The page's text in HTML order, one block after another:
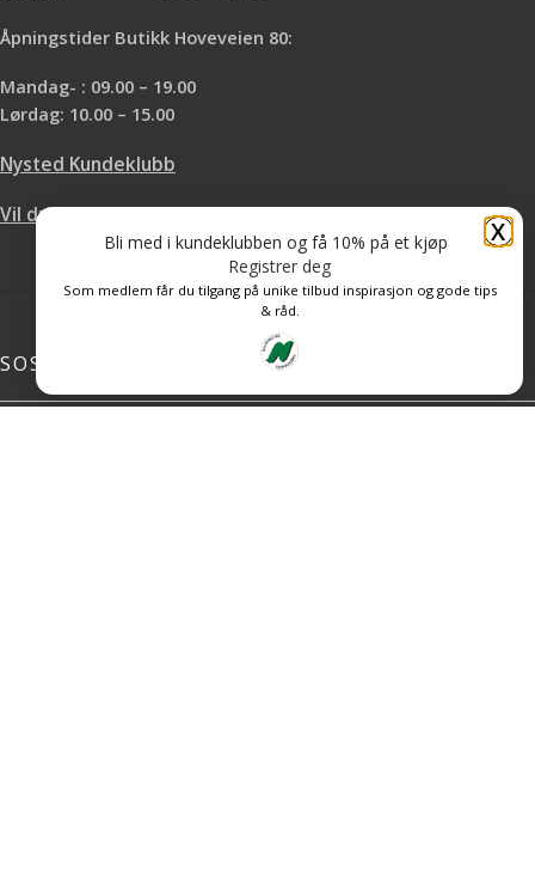
Åpningstider Butikk Hoveveien 80:
Mandag- : 09.00 – 19.00
Lørdag: 10.00 – 15.00
Nysted Kundeklubb
Vil du leie hos oss?
SOSIALE MEDIER
X
Bli med i kundeklubben og få 10% på et kjøp
Registrer deg
Som medlem får du tilgang på unike tilbud inspirasjon og gode tips
& råd.